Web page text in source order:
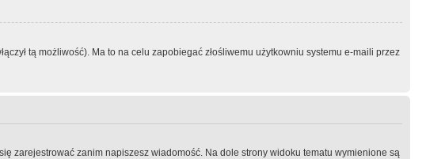
tą możliwość). Ma to na celu zapobiegać złośliwemu użytkowniu systemu e-maili przez
zarejestrować zanim napiszesz wiadomość. Na dole strony widoku tematu wymienione są